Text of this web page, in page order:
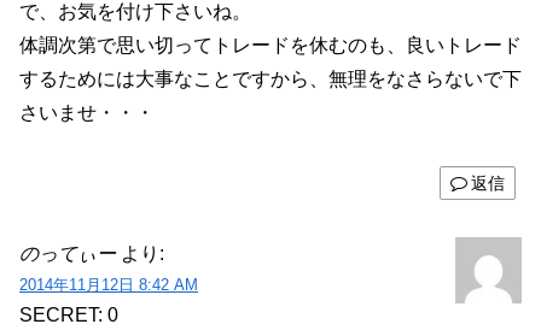
で、お気を付け下さいね。
体調次第で思い切ってトレードを休むのも、良いトレード
するためには大事なことですから、無理をなさらないで下
さいませ・・・
返信
のってぃー より:
2014年11月12日 8:42 AM
SECRET: 0